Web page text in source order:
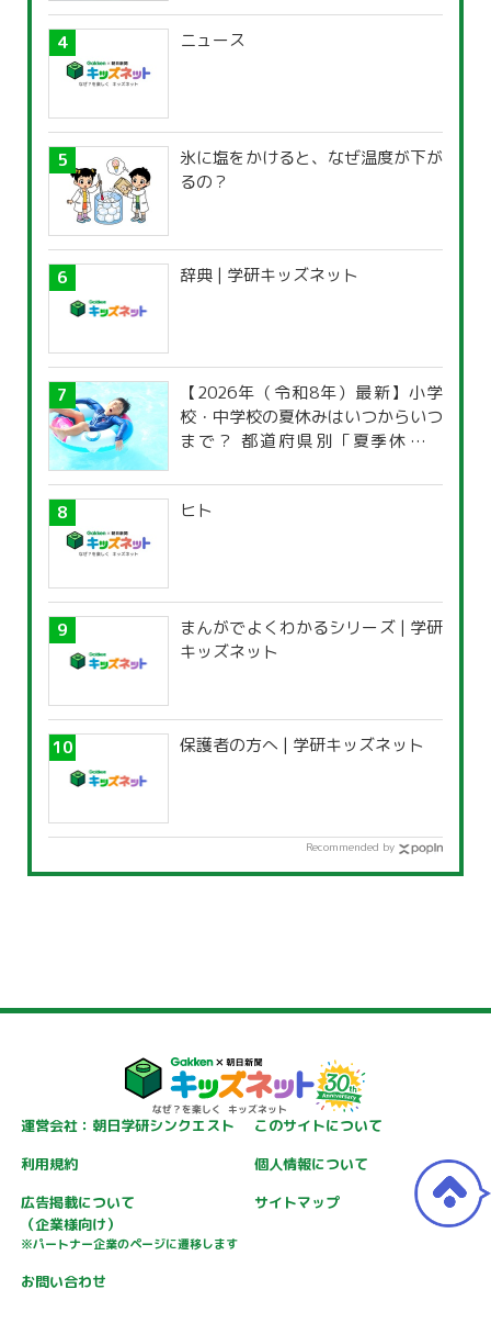
ニュース
氷に塩をかけると、なぜ温度が下が
るの？
辞典 | 学研キッズネット
【2026年（令和8年）最新】小学
校・中学校の夏休みはいつからいつ
まで？ 都道府県別「夏季休暇一
ヒト
まんがでよくわかるシリーズ | 学研
キッズネット
保護者の方へ | 学研キッズネット
Recommended by
運営会社：朝日学研シンクエスト
このサイトについて
利用規約
個人情報について
広告掲載について
（企業様向け）
※パートナー企業のページに遷移します
サイトマップ
お問い合わせ